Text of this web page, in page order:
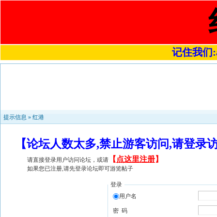
记住我们
提示信息 » 红港
【论坛人数太多,禁止游客访问,请登
请直接登录用户访问论坛，或请 【 点这里注册】
如果您已注册,请先登录论坛即可游览帖子
登录
用户名
密 码